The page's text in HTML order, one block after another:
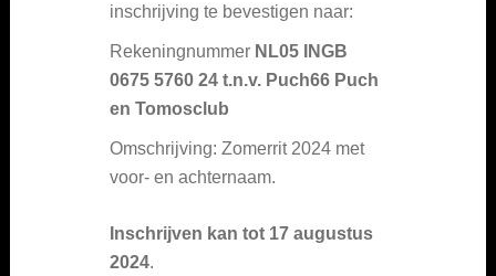
inschrijving te bevestigen naar:
Rekeningnummer NL05 INGB
0675 5760 24 t.n.v. Puch66 Puch
en Tomosclub
Omschrijving: Zomerrit 2024 met
voor- en achternaam.
Inschrijven kan tot 17 augustus
2024.